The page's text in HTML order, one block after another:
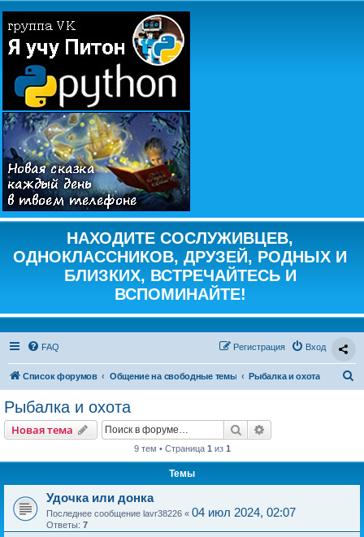
НАХОДИТЕ СОСЛУЖИВЦЕВ,
ОДНОКЛАССНИКОВ, ДРУЗЕЙ, РОДНЫХ И
БЛИЗКИХ, ВСТРЕЧАЙТЕСЬ И
ВСПОМИНАЙТЕ!
FAQ Вход
Регистрация
Список форумов Общение на свободные темы Рыбалка и охота
Рыбалка и охота
Новая тема Поиск
9 тем • Страница 1 из 1
Темы
Удочка или донка
Последнее сообщение lavr38226 « 04 июл 2024, 02:07
Ответы: 7